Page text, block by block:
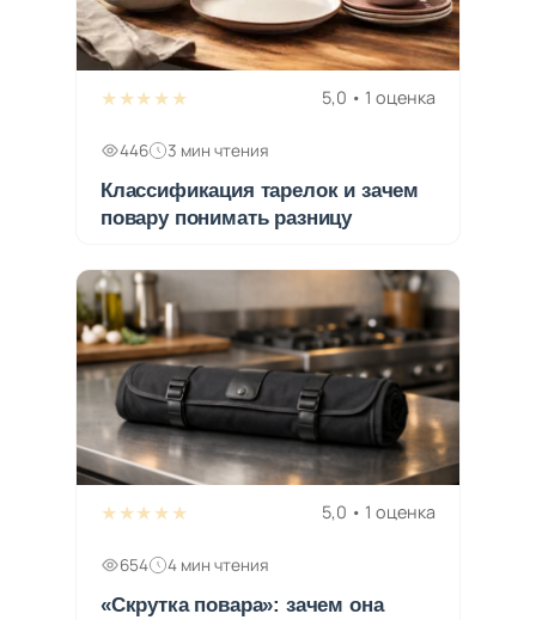
★★★★★ 5,0 • 1 оценка
446 3 мин чтения
Классификация тарелок и зачем
повару понимать разницу
★★★★★ 5,0 • 1 оценка
654 4 мин чтения
«Скрутка повара»: зачем она